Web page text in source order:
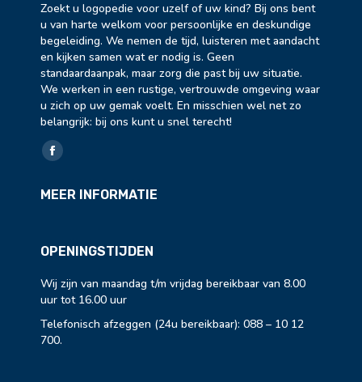
Zoekt u logopedie voor uzelf of uw kind? Bij ons bent
u van harte welkom voor persoonlijke en deskundige
begeleiding. We nemen de tijd, luisteren met aandacht
en kijken samen wat er nodig is. Geen
standaardaanpak, maar zorg die past bij uw situatie.
We werken in een rustige, vertrouwde omgeving waar
u zich op uw gemak voelt. En misschien wel net zo
belangrijk: bij ons kunt u snel terecht!
Vind ons op:
Facebook
opens
new
MEER INFORMATIE
OPENINGSTIJDEN
Wij zijn van maandag t/m vrijdag bereikbaar van 8.00
uur tot 16.00 uur
Telefonisch afzeggen (24u bereikbaar): 088 – 10 12
700.